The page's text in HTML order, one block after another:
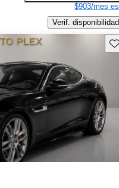
$903/mes
Verif. disponibilidad